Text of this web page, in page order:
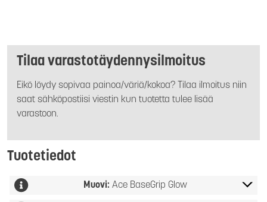
Tilaa varastotäydennysilmoitus
Eikö löydy sopivaa painoa/väriä/kokoa? Tilaa ilmoitus niin
saat sähköpostiisi viestin kun tuotetta tulee lisää
varastoon.
Tuotetiedot
Muovi: Ace BaseGrip Glow